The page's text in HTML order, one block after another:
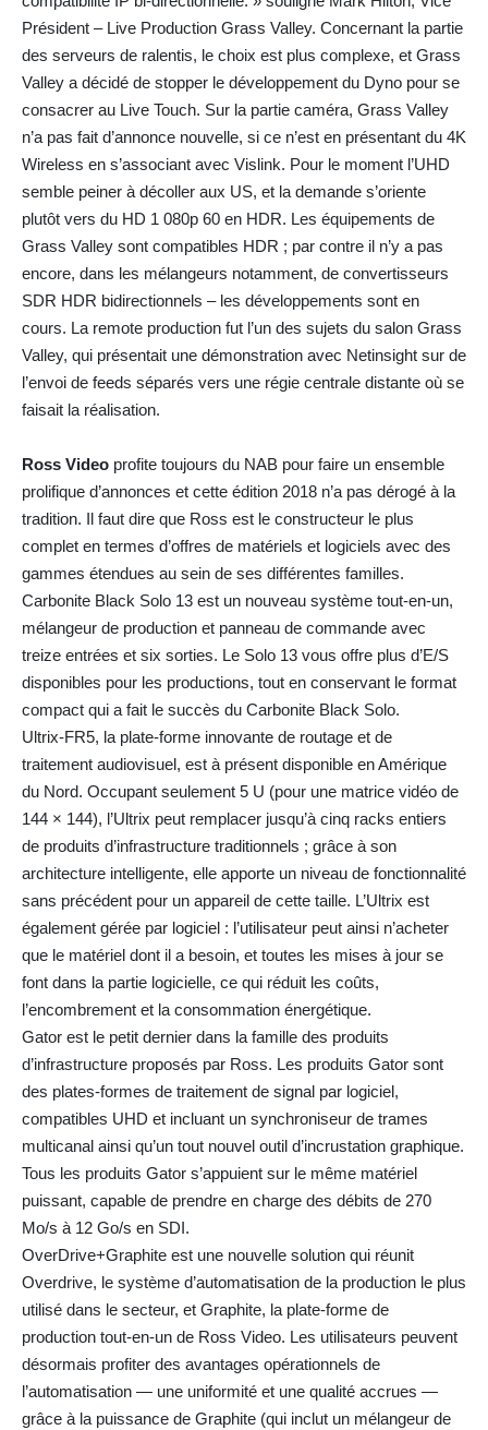
Président – Live Production Grass Valley. Concernant la partie
des serveurs de ralentis, le choix est plus complexe, et Grass
Valley a décidé de stopper le développement du Dyno pour se
consacrer au Live Touch. Sur la partie caméra, Grass Valley
n’a pas fait d’annonce nouvelle, si ce n’est en présentant du 4K
Wireless en s’associant avec Vislink. Pour le moment l’UHD
semble peiner à décoller aux US, et la demande s’oriente
plutôt vers du HD 1 080p 60 en HDR. Les équipements de
Grass Valley sont compatibles HDR ; par contre il n’y a pas
encore, dans les mélangeurs notamment, de convertisseurs
SDR HDR bidirectionnels – les développements sont en
cours. La remote production fut l’un des sujets du salon Grass
Valley, qui présentait une démonstration avec Netinsight sur de
l’envoi de feeds séparés vers une régie centrale distante où se
faisait la réalisation.
Ross Video profite toujours du NAB pour faire un ensemble
prolifique d’annonces et cette édition 2018 n’a pas dérogé à la
tradition. Il faut dire que Ross est le constructeur le plus
complet en termes d’offres de matériels et logiciels avec des
gammes étendues au sein de ses différentes familles.
Carbonite Black Solo 13 est un nouveau système tout-en-un,
mélangeur de production et panneau de commande avec
treize entrées et six sorties. Le Solo 13 vous offre plus d’E/S
disponibles pour les productions, tout en conservant le format
compact qui a fait le succès du Carbonite Black Solo.
Ultrix-FR5, la plate-forme innovante de routage et de
traitement audiovisuel, est à présent disponible en Amérique
du Nord. Occupant seulement 5 U (pour une matrice vidéo de
144 × 144), l’Ultrix peut remplacer jusqu’à cinq racks entiers
de produits d’infrastructure traditionnels ; grâce à son
architecture intelligente, elle apporte un niveau de fonctionnalité
sans précédent pour un appareil de cette taille. L’Ultrix est
également gérée par logiciel : l’utilisateur peut ainsi n’acheter
que le matériel dont il a besoin, et toutes les mises à jour se
font dans la partie logicielle, ce qui réduit les coûts,
l’encombrement et la consommation énergétique.
Gator est le petit dernier dans la famille des produits
d’infrastructure proposés par Ross. Les produits Gator sont
des plates-formes de traitement de signal par logiciel,
compatibles UHD et incluant un synchroniseur de trames
multicanal ainsi qu’un tout nouvel outil d’incrustation graphique.
Tous les produits Gator s’appuient sur le même matériel
puissant, capable de prendre en charge des débits de 270
Mo/s à 12 Go/s en SDI.
OverDrive+Graphite est une nouvelle solution qui réunit
Overdrive, le système d’automatisation de la production le plus
utilisé dans le secteur, et Graphite, la plate-forme de
production tout-en-un de Ross Video. Les utilisateurs peuvent
désormais profiter des avantages opérationnels de
l’automatisation — une uniformité et une qualité accrues —
grâce à la puissance de Graphite (qui inclut un mélangeur de